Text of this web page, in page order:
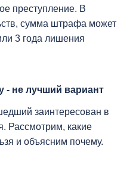
преступление. В
сумма штрафа может
3 года лишения
- не лучший вариант
заинтересован в
Рассмотрим, какие
и объясним почему.